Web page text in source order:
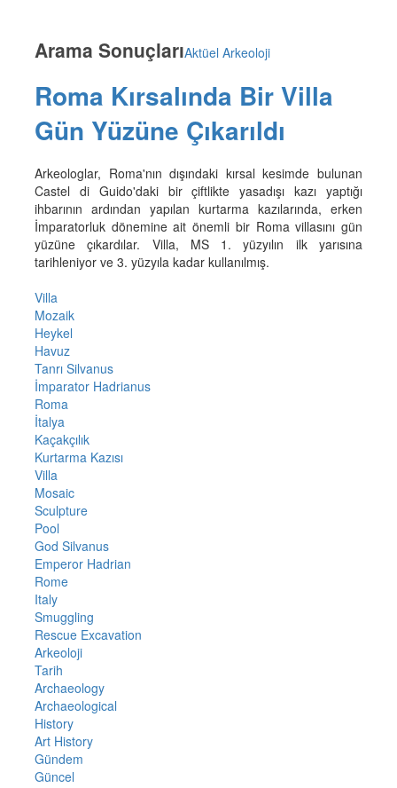
Arama SonuçlarıAktüel Arkeoloji
Roma Kırsalında Bir Villa
Gün Yüzüne Çıkarıldı
Arkeologlar, Roma'nın dışındaki kırsal kesimde bulunan
Castel di Guido'daki bir çiftlikte yasadışı kazı yaptığı
ihbarının ardından yapılan kurtarma kazılarında, erken
İmparatorluk dönemine ait önemli bir Roma villasını gün
yüzüne çıkardılar. Villa, MS 1. yüzyılın ilk yarısına
tarihleniyor ve 3. yüzyıla kadar kullanılmış.
Villa
Mozaik
Heykel
Havuz
Tanrı Silvanus
İmparator Hadrianus
Roma
İtalya
Kaçakçılık
Kurtarma Kazısı
Villa
Mosaic
Sculpture
Pool
God Silvanus
Emperor Hadrian
Rome
Italy
Smuggling
Rescue Excavation
Arkeoloji
Tarih
Archaeology
Archaeological
History
Art History
Gündem
Güncel